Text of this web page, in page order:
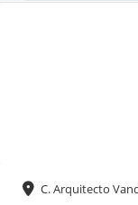
C. Arquitecto